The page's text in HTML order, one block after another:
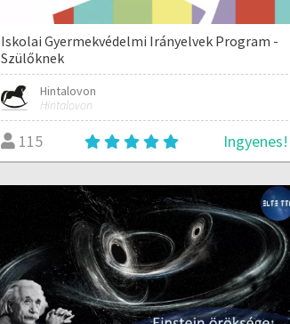
Iskolai Gyermekvédelmi Irányelvek Program -
Szülőknek
Hintalovon
Hintalovon
115 Ingyenes!